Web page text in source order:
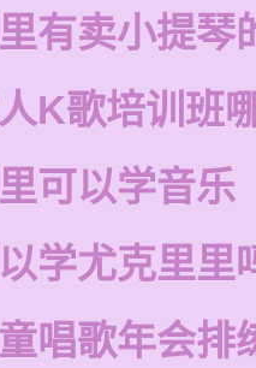
有卖小提琴
K歌培训班
可以学音乐
学尤克里里
唱歌年会排